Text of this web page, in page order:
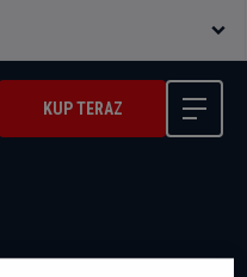
KUP TERAZ